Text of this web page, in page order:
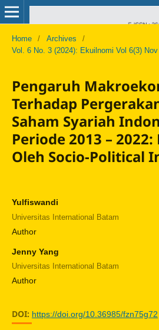
Home / Archives
/
Vol. 6 No. 3 (2024): Ekuilnomi Vol 6(3)
Pengaruh
Terhadap
Saham Syariah
Periode 2013 –
Oleh Socio-Political
Yulfiswandi
Universitas International Batam
Author
Jenny Yang
Universitas International Batam
Author
DOI: https://doi.org/10.36985/fzn75g72